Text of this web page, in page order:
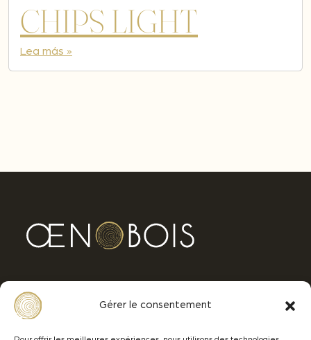
Gérer le consentement
CHIPS LIGHT
Lea más »